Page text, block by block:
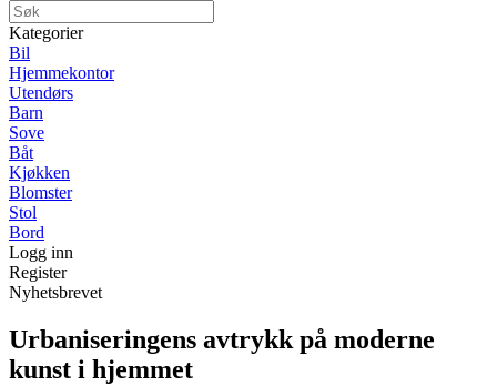
Kategorier
Bil
Hjemmekontor
Utendørs
Barn
Sove
Båt
Kjøkken
Blomster
Stol
Bord
Logg inn
Register
Nyhetsbrevet
Urbaniseringens avtrykk på moderne
kunst i hjemmet